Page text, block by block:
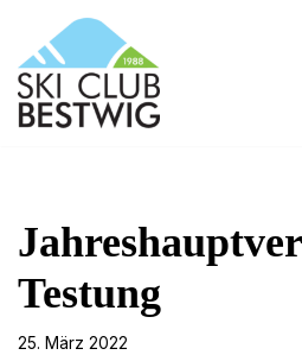
Zum
Inhalt
springen
Testung
25. März 2022